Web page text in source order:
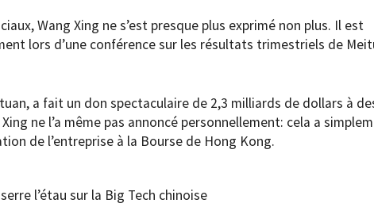
Wang Xing ne s’est presque plus exprimé non plus. Il est
lors d’une conférence sur les résultats trimestriels de
a fait un don spectaculaire de 2,3 milliards de dollars à
ne l’a même pas annoncé personnellement: cela a
de l’entreprise à la Bourse de Hong Kong.
l’étau sur la Big Tech chinoise